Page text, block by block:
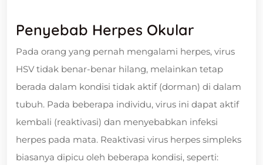
Penyebab Herpes Okular
Pada orang yang pernah mengalami herpes, virus
HSV tidak benar-benar hilang, melainkan tetap
berada dalam kondisi tidak aktif (dorman) di dalam
tubuh. Pada beberapa individu, virus ini dapat aktif
kembali (reaktivasi) dan menyebabkan infeksi
herpes pada mata. Reaktivasi virus herpes simpleks
biasanya dipicu oleh beberapa kondisi, seperti: